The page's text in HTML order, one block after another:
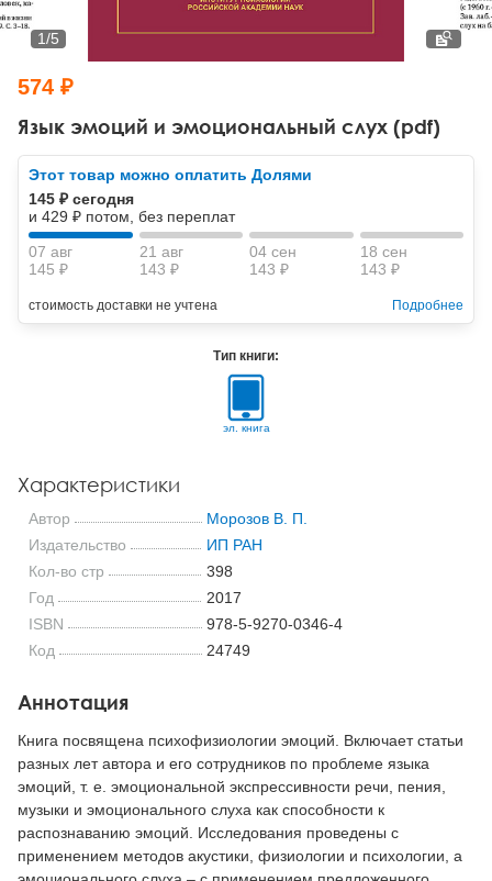
Тревожные расстройства, панические атаки
Психодрама
Другие направления психотерапии
Классический, эриксоновский гипноз и НЛП
НЛП
Психология труда и эргономика
Социальная психология
Социальная и организационная психология
Классический и юнгианский психоанализ
Язык эмоций и эмоциональный слух (pdf)
1/5
574 ₽
Этот товар можно оплатить Долями
145 ₽ сегодня
и 429 ₽ потом, без переплат
07 авг
145 ₽
21 авг
143 ₽
04 сен
143 ₽
18 сен
143 ₽
стоимость доставки не учтена Подробнее
Тип книги:
эл. книга
Характеристики
Автор
Морозов В. П.
Издательство
ИП РАН
Кол-во стр
398
Год
2017
ISBN
978-5-9270-0346-4
Код
24749
Аннотация
Книга посвящена психофизиологии эмоций. Включает статьи
разных лет автора и его сотрудников по проблеме языка
эмоций, т. е. эмоциональной экспрессивности речи, пения,
музыки и эмоционального слуха как способности к
распознаванию эмоций. Исследования проведены с
применением методов акустики, физиологии и психологии, а